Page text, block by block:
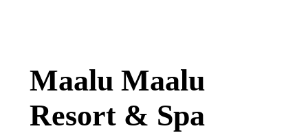
Maalu Maalu
Resort & Spa